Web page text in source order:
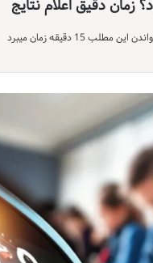
این مطلب 15 دقیقه زمان میبرد